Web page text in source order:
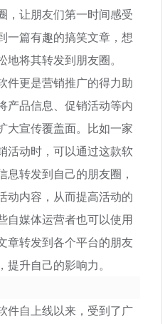
，让朋友们第一时间感受
一篇有趣的搞笑文章，想
将其转发到朋友圈。
件更是营销推广的得力助
产品信息、促销活动等内
大宣传覆盖面。比如一家
活动时，可以通过这款软
转发到自己的朋友圈，
动内容，从而提高活动的
自媒体运营者也可以使用
章转发到各个平台的朋友
升自己的影响力。
件自上线以来，受到了广